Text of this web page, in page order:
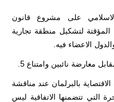
على مشروع قانون
المؤقتة لتشكيل منطقة تجارية
الاعضاء فيه.
بالبرلمان عند مناقشة
التي تتضمنها الاتفاقية ليس